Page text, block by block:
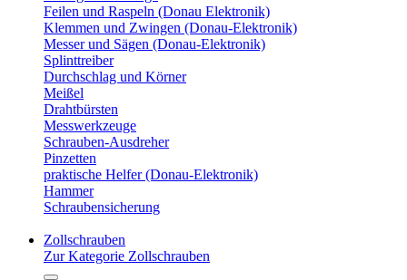
Feilen und Raspeln (Donau Elektronik)
Klemmen und Zwingen (Donau-Elektronik)
Messer und Sägen (Donau-Elektronik)
Splinttreiber
Durchschlag und Körner
Meißel
Drahtbürsten
Messwerkzeuge
Schrauben-Ausdreher
Pinzetten
praktische Helfer (Donau-Elektronik)
Hammer
Schraubensicherung
Zollschrauben
Zur Kategorie Zollschrauben